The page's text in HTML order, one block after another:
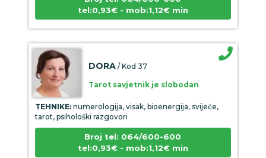
tel:0,93€ - mob:1,12€ min
DORA / Kod 37
Tarot savjetnik je slobodan
TEHNIKE:
numerologija, visak, bioenergija, svijeće,
tarot, psihološki razgovori
Broj tel: 064/600-600
tel:0,93€ - mob:1,12€ min